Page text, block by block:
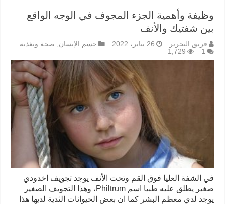
وظيفة وأهمية الجزء المجوف في الوجه الواقع
بين شفتيك والأنف
فريق التحرير 26 يناير، 2022 جسم الإنسان, صحة وتغذية
1
1,729
في الشفة العليا فوق القم وتحت الأنف يوجد تجويف اخدودي
صغير يطلق عليه طبيا اسم Philtrum، وهذا التجويف الصغير
يوجد لدي معظم البشر كما ان بعض الحيوانات الثدية لديها هذا